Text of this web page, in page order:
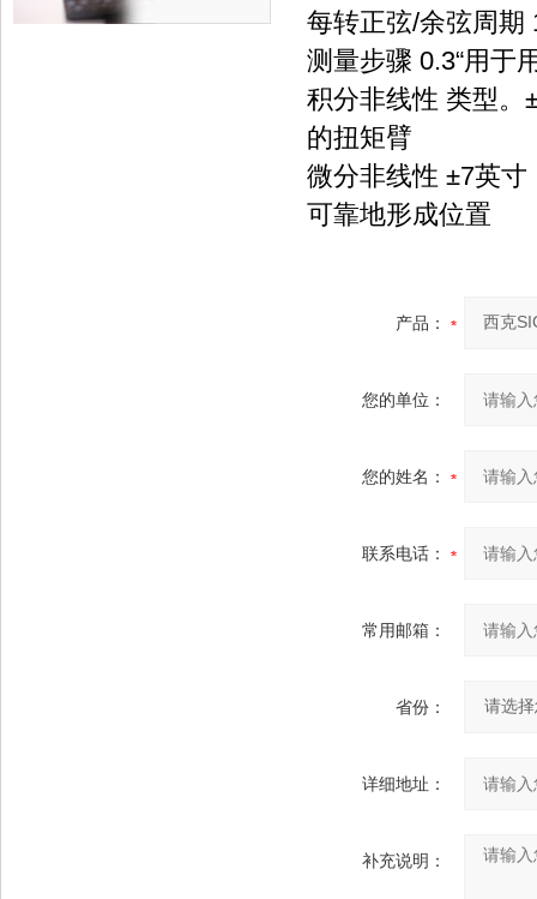
每转正弦/余弦周期
测量步骤 0.3“用于
积分非线性 类型。
的扭矩臂
微分非线性 ±7英寸
可靠地形成位置
产品：
您的单位：
您的姓名：
联系电话：
常用邮箱：
省份：
详细地址：
补充说明：